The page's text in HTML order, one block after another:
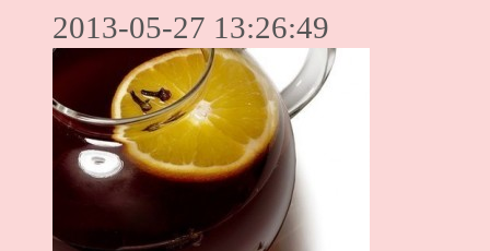
2013-05-27 13:26:49